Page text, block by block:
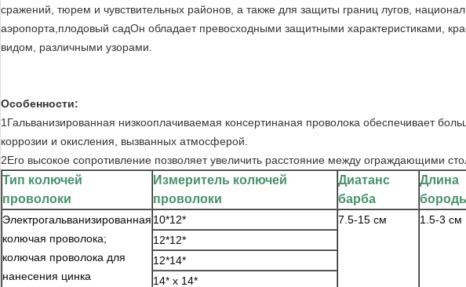
сражений, тюрем и чувствительных районов, а также для защиты границ лугов,
аэропорта,плодовый садОн обладает превосходными защитными характеристиками,
видом, различными узорами.
Особенности:
1Гальванизированная низкооплачиваемая консертинаная проволока обеспечивает
коррозии и окисления, вызванных атмосферой.
2Его высокое сопротивление позволяет увеличить расстояние между ограждающими
Тип колючей
проволоки
Измеритель колючей
проволоки
Диатанс
барба
Длина
Электрогальванизированная
колючая проволока;
колючая проволока для
нанесения цинка
10*12* 7.5-15 см
1.5-3 см
12*12*
12*14*
14* x 14*